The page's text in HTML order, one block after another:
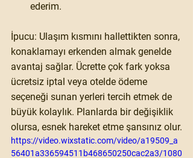
ederim.
İpucu: Ulaşım kısmını hallettikten sonra,
konaklamayı erkenden almak genelde
avantaj sağlar. Ücrette çok fark yoksa
ücretsiz iptal veya otelde ödeme
seçeneği sunan yerleri tercih etmek de
büyük kolaylık. Planlarda bir değişiklik
olursa, esnek hareket etme şansınız olur.
https://video.wixstatic.com/video/a19509_a
56401a336594511b468650250cac2a3/1080